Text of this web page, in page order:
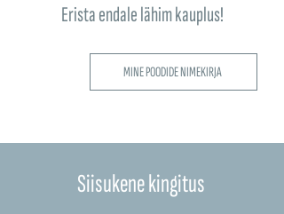
Erista endale lähim kauplus!
MINE POODIDE NIMEKIRJA
Siisukene kingitus